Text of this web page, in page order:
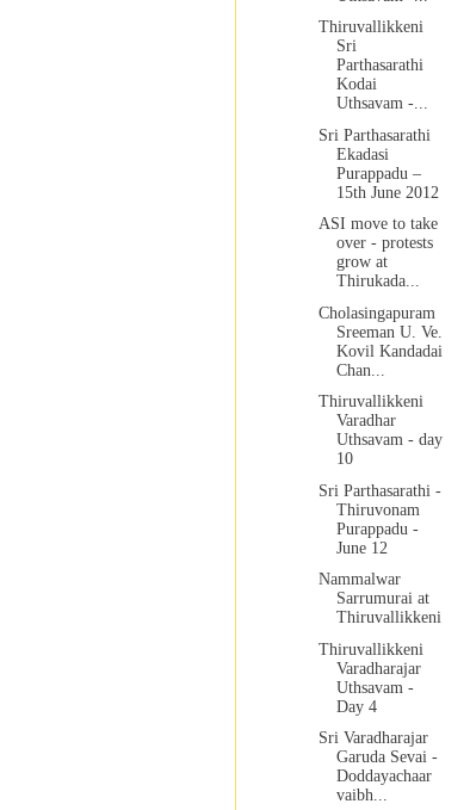
Thiruvallikkeni
Sri
Parthasarathi
Kodai
Uthsavam -...
Sri Parthasarathi
Ekadasi
Purappadu –
15th June 2012
ASI move to take
over - protests
grow at
Thirukada...
Cholasingapuram
Sreeman U. Ve.
Kovil Kandadai
Chan...
Thiruvallikkeni
Varadhar
Uthsavam - day
10
Sri Parthasarathi -
Thiruvonam
Purappadu -
June 12
Nammalwar
Sarrumurai at
Thiruvallikkeni
Thiruvallikkeni
Varadharajar
Uthsavam -
Day 4
Sri Varadharajar
Garuda Sevai -
Doddayachaar
vaibh...